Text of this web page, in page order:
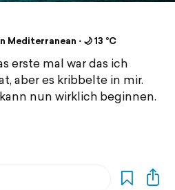
Mediterranean ⋅ 🌙 13 °C
erste mal war das ich
aber es kribbelte in mir.
nun wirklich beginnen.